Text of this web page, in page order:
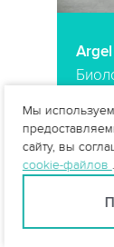
Мы
сайту, вы
cookie-файлов .